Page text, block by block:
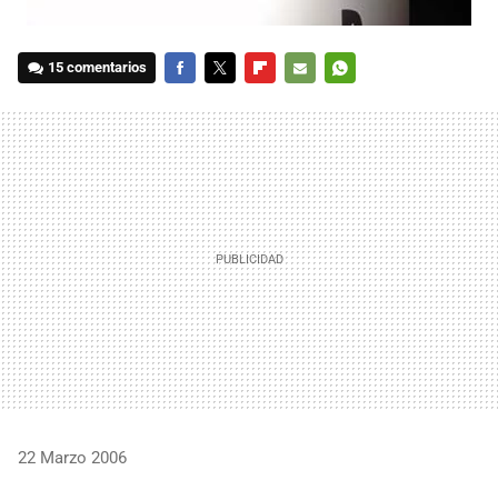
15 comentarios
MAIL
22 Marzo 2006